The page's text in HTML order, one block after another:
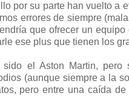
por su parte han vuelto a
errores de siempre
que ofrecer un
ese plus que tienen los
sido el Aston Martin,
(aunque siempre a la
pero entre una caída